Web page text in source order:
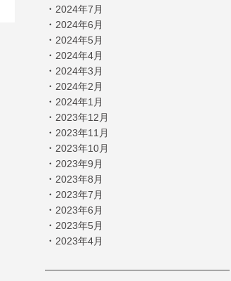
・ 2024年7月
・ 2024年6月
・ 2024年5月
・ 2024年4月
・ 2024年3月
・ 2024年2月
・ 2024年1月
・ 2023年12月
・ 2023年11月
・ 2023年10月
・ 2023年9月
・ 2023年8月
・ 2023年7月
・ 2023年6月
・ 2023年5月
・ 2023年4月